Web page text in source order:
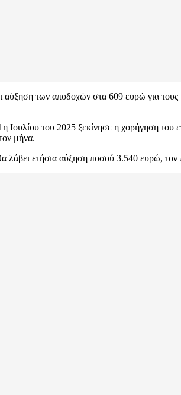
αύξηση των αποδοχών στα 609 ευρώ για
Ιουλίου του 2025 ξεκίνησε η χορήγηση
μήνα.
ετήσια αύξηση ποσού 3.540 ευρώ, τον